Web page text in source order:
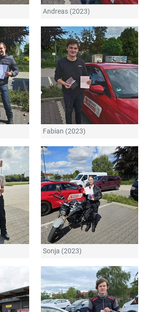
Andreas (2023)
Fabian (2023)
Sonja (2023)